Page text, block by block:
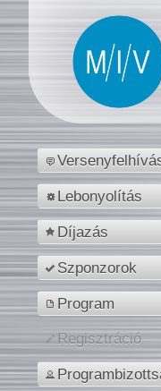
Lebonyolítás
Díjazás
Szponzorok
Program
Regisztráció